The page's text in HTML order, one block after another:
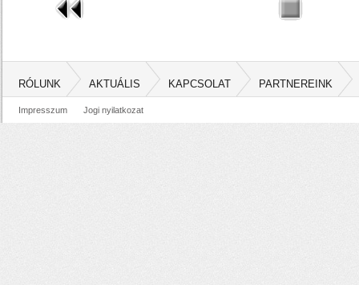
RÓLUNK AKTUÁLIS KAPCSOLAT PARTNEREINK
Impresszum Jogi nyilatkozat